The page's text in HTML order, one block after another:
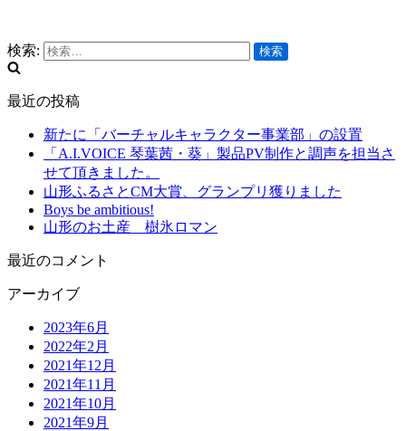
検索:
最近の投稿
新たに「バーチャルキャラクター事業部」の設置
「A.I.VOICE 琴葉茜・葵」製品PV制作と調声を担当さ
せて頂きました。
山形ふるさとCM大賞、グランプリ獲りました
Boys be ambitious!
山形のお土産 樹氷ロマン
最近のコメント
アーカイブ
2023年6月
2022年2月
2021年12月
2021年11月
2021年10月
2021年9月